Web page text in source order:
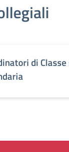
di Classe